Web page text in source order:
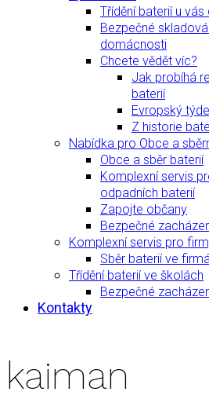
Třídění baterií u vás
Bezpečné
domácnosti
Chcete vědět víc?
Jak probíhá
baterií
Evropský
Z historie
Nabídka pro Obce a
Obce a sběr baterií
Komplexní servis
odpadních baterií
Zapojte občany
Bezpečné
Komplexní servis pro
Sběr baterií ve
Třídění baterií ve školách
Bezpečné
Kontakty
kaiman